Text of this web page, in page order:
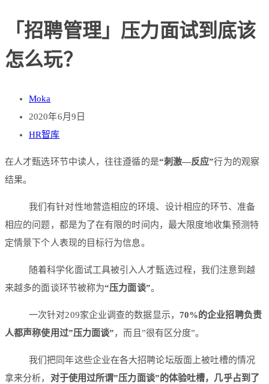
「招聘管理」压力面试到底该
怎么玩？
Moka
2020年6月9日
HR智库
在人才甄选环节中读人，往往遵循的是“刺激—反应”行为的观察
结果。
我们有针对性地营造相应的环境、设计相应的环节、准备
相应的问题，都是为了在有限的时间内，最大限度地收集预测特
定情景下个人表现的目标行为信息。
随着科学化面试工具被引入人才甄选过程，我们注意到越
来越多的面谈环节被称为“压力面谈”。
一次针对209家企业调查的数据显示， 70%的企业招聘负责
人都声称使用过”压力面谈”，而且”很有区分度”。
我们把同年这些企业在各大招聘论坛版面上被吐槽的情况
拿来分析， 对于使用过所谓”压力面谈”的体验吐槽，几乎占到了